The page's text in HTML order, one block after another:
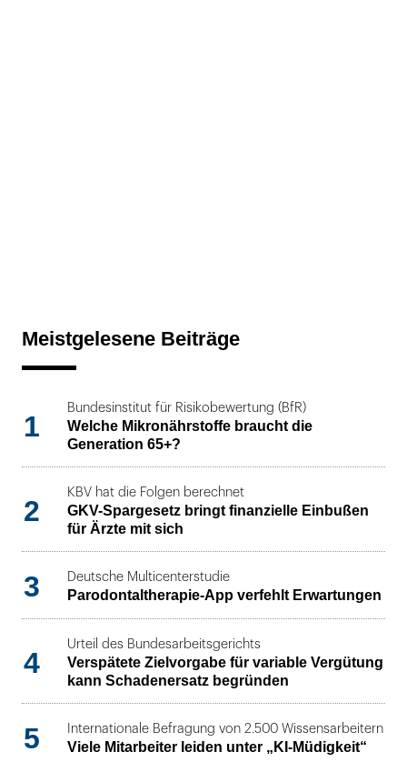
Meistgelesene Beiträge
1
Bundesinstitut für Risikobewertung (BfR)
Welche Mikronährstoffe braucht die
Generation 65+?
2
KBV hat die Folgen berechnet
GKV-Spargesetz bringt finanzielle Einbußen
für Ärzte mit sich
3 Deutsche Multicenterstudie
Parodontaltherapie-App verfehlt Erwartungen
4
Urteil des Bundesarbeitsgerichts
Verspätete Zielvorgabe für variable Vergütung
kann Schadenersatz begründen
5 Internationale Befragung von 2.500 Wissensarbeitern
Viele Mitarbeiter leiden unter „KI-Müdigkeit“